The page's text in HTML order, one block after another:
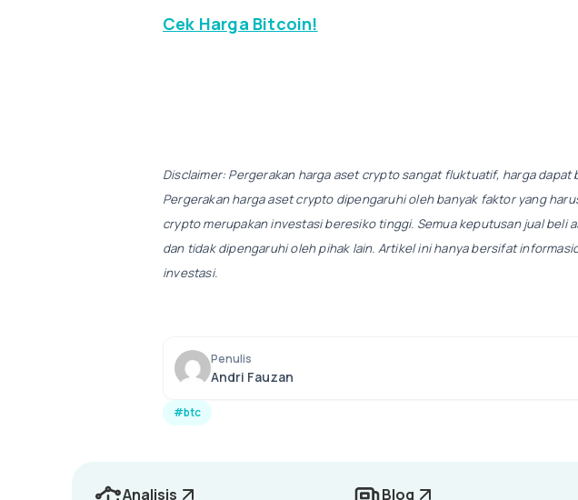
Cek Harga Bitcoin!
Disclaimer: Pergerakan harga aset crypto sangat fluktuatif, harga
Pergerakan harga aset crypto dipengaruhi oleh banyak faktor yang
crypto merupakan investasi beresiko tinggi. Semua keputusan jual beli
dan tidak dipengaruhi oleh pihak lain. Artikel ini hanya bersifat
investasi.
Penulis
Andri Fauzan
#btc
Analisis Blog